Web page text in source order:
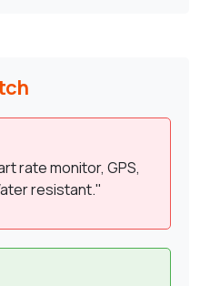
rate monitor, GPS,
resistant."